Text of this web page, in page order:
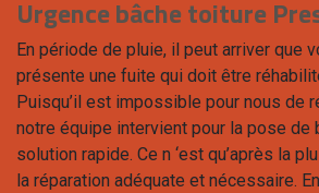
Urgence bâche toiture
En période de pluie, il peut arriver que
présente une fuite qui doit être
Puisqu’il est impossible pour nous de
notre équipe intervient pour la pose de
solution rapide. Ce n ‘est qu’après la
la réparation adéquate et nécessaire.